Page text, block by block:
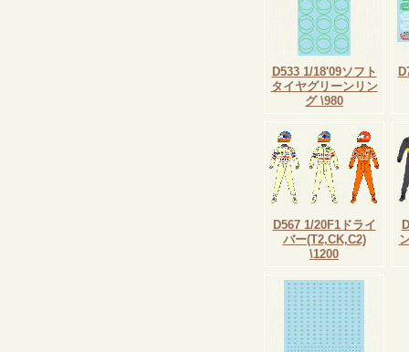
D533 1/18'09ソフト
タイヤグリーンリン
グ \980
D567 1/20F1ドライ
バー(T2,CK,C2)
\1200